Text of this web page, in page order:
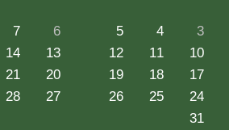
3
4
5
6
7
10
11
12
13
14
17
18
19
20
21
24
25
26
27
28
31